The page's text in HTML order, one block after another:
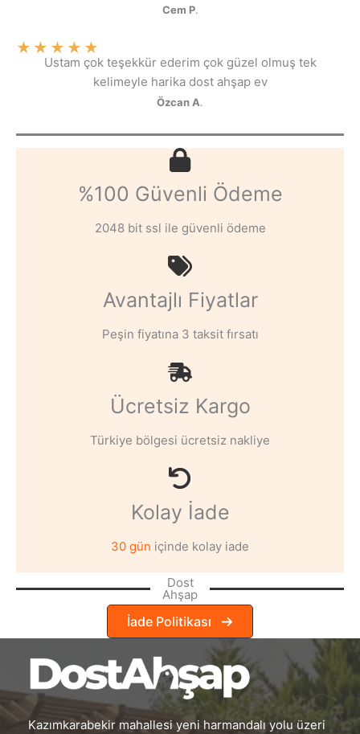
Cem P.
★ ★ ★ ★ ★
Ustam çok teşekkür ederim çok güzel olmuş tek
kelimeyle harika dost ahşap ev
Özcan A.
%100 Güvenli Ödeme
2048 bit ssl ile güvenli ödeme
Avantajlı Fiyatlar
Peşin fiyatına 3 taksit fırsatı
Ücretsiz Kargo
Türkiye bölgesi ücretsiz nakliye
Kolay İade
30 gün içinde kolay iade
Dost
Ahşap
İade Politikası
Kazımkarabekir mahallesi yeni harmandalı yolu üzeri